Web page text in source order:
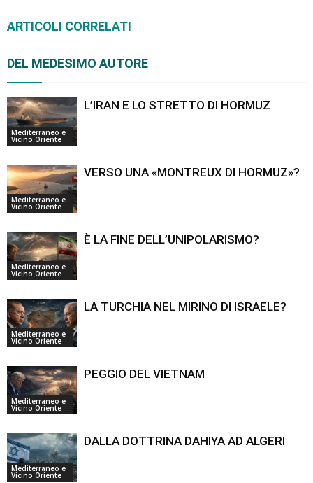
ARTICOLI CORRELATI
DEL MEDESIMO AUTORE
Mediterraneo e
Vicino Oriente
L’IRAN E LO STRETTO DI HORMUZ
Mediterraneo e
Vicino Oriente
VERSO UNA «MONTREUX DI HORMUZ»?
Mediterraneo e
Vicino Oriente
È LA FINE DELL’UNIPOLARISMO?
Mediterraneo e
Vicino Oriente
LA TURCHIA NEL MIRINO DI ISRAELE?
Mediterraneo e
Vicino Oriente
PEGGIO DEL VIETNAM
Mediterraneo e
Vicino Oriente
DALLA DOTTRINA DAHIYA AD ALGERI